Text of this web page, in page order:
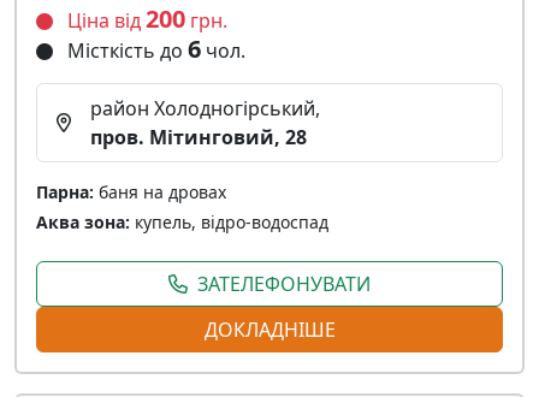
Ціна від200 грн.
Місткість до 6 чол.
район Холодногірський,
пров. Мітинговий, 28
Парна: баня на дровах
Аква зона: купель, відро-водоспад
ЗАТЕЛЕФОНУВАТИ
ДОКЛАДНІШЕ